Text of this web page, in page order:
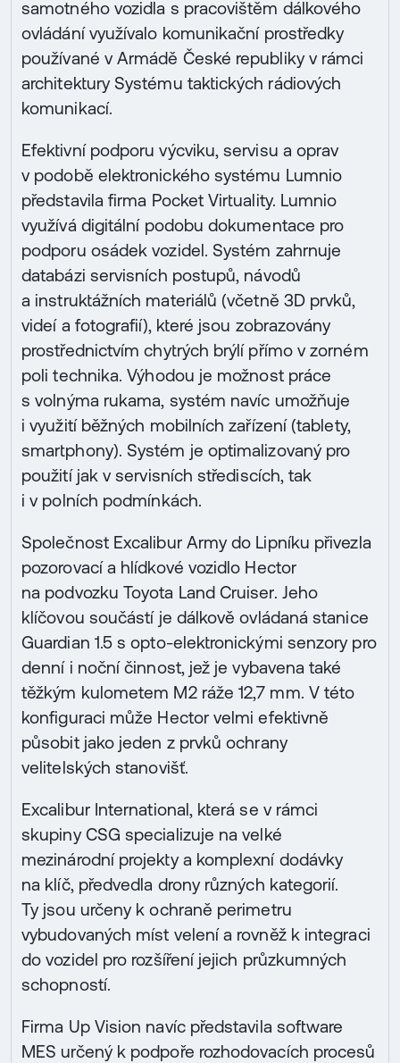
samotného vozidla s pracovištěm dálkového
ovládání využívalo komunikační prostředky
používané v Armádě České republiky v rámci
architektury Systému taktických rádiových
komunikací.
Efektivní podporu výcviku, servisu a oprav
v podobě elektronického systému Lumnio
představila firma Pocket Virtuality. Lumnio
využívá digitální podobu dokumentace pro
podporu osádek vozidel. Systém zahrnuje
databázi servisních postupů, návodů
a instruktážních materiálů (včetně 3D prvků,
videí a fotografií), které jsou zobrazovány
prostřednictvím chytrých brýlí přímo v zorném
poli technika. Výhodou je možnost práce
s volnýma rukama, systém navíc umožňuje
i využití běžných mobilních zařízení (tablety,
smartphony). Systém je optimalizovaný pro
použití jak v servisních střediscích, tak
i v polních podmínkách.
Společnost Excalibur Army do Lipníku přivezla
pozorovací a hlídkové vozidlo Hector
na podvozku Toyota Land Cruiser. Jeho
klíčovou součástí je dálkově ovládaná stanice
Guardian 1.5 s opto-elektronickými senzory pro
denní i noční činnost, jež je vybavena také
těžkým kulometem M2 ráže 12,7 mm. V této
konfiguraci může Hector velmi efektivně
působit jako jeden z prvků ochrany
velitelských stanovišť.
Excalibur International, která se v rámci
skupiny CSG specializuje na velké
mezinárodní projekty a komplexní dodávky
na klíč, předvedla drony různých kategorií.
Ty jsou určeny k ochraně perimetru
vybudovaných míst velení a rovněž k integraci
do vozidel pro rozšíření jejich průzkumných
schopností.
Firma Up Vision navíc představila software
MES určený k podpoře rozhodovacích procesů